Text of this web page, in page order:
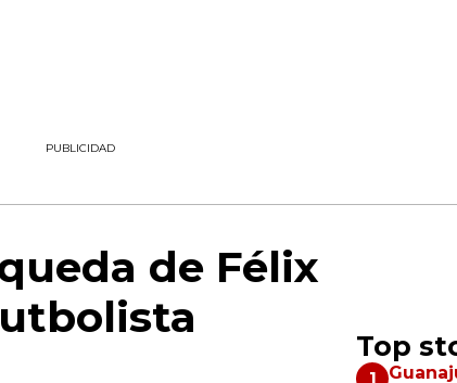
PUBLICIDAD
de Félix
Top